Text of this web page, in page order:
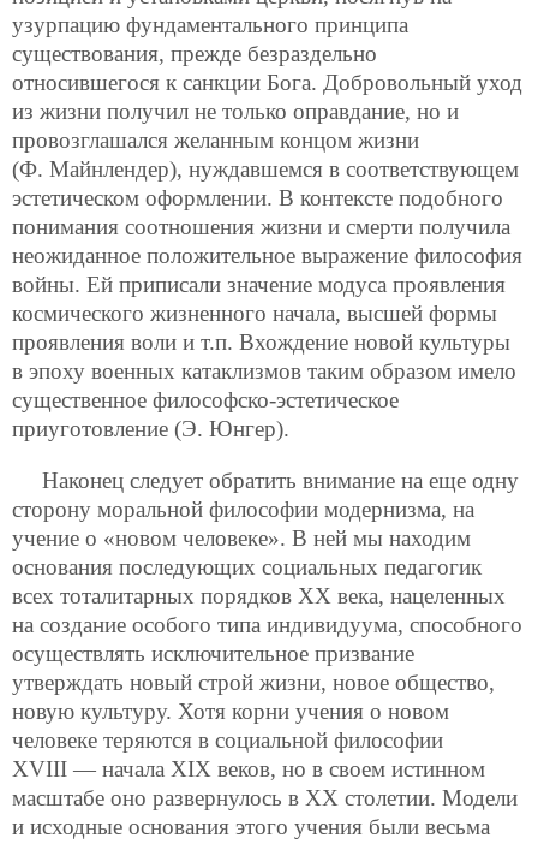
узурпацию фундаментального принципа
существования, прежде безраздельно
относившегося к санкции Бога. Добровольный уход
из жизни получил не только оправдание, но и
провозглашался желанным концом жизни
(Ф. Майнлендер), нуждавшемся в соответствующем
эстетическом оформлении. В контексте подобного
понимания соотношения жизни и смерти получила
неожиданное положительное выражение философия
войны. Ей приписали значение модуса проявления
космического жизненного начала, высшей формы
проявления воли и т.п. Вхождение новой культуры
в эпоху военных катаклизмов таким образом имело
существенное философско-эстетическое
приуготовление (Э. Юнгер).
Наконец следует обратить внимание на еще одну
сторону моральной философии модернизма, на
учение о «новом человеке». В ней мы находим
основания последующих социальных педагогик
всех тоталитарных порядков ХХ века, нацеленных
на создание особого типа индивидуума, способного
осуществлять исключительное призвание
утверждать новый строй жизни, новое общество,
новую культуру. Хотя корни учения о новом
человеке теряются в социальной философии
XVIII — начала XIX веков, но в своем истинном
масштабе оно развернулось в ХХ столетии. Модели
и исходные основания этого учения были весьма